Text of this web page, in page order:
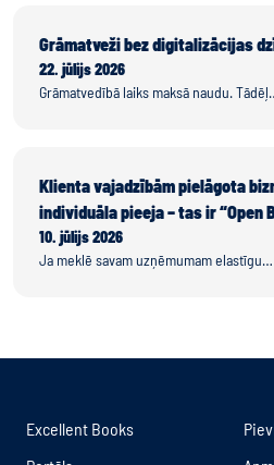
Grāmatveži bez digitalizācijas
22. jūlijs 2026
Grāmatvedībā laiks maksā naudu.
Klienta vajadzībām pielāgota
individuāla pieeja – tas ir “Open
10. jūlijs 2026
Ja meklē savam uzņēmumam elastīgu…
Excellent Books